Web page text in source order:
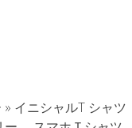
» イニシャルT シャツ